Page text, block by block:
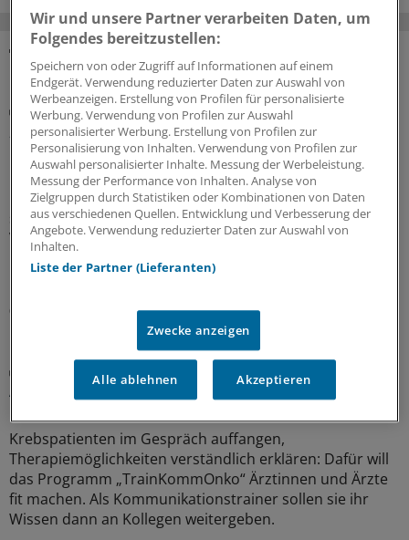
MEHR ZUM THEMA
Positionspapier
„Überbordende Bürokratie“: Wirtschaftsrat der
CDU sorgt sich um Zukunft der
Pflegeinfrastruktur
Bau, Erhalt und Modernisierung von Pflegeimmobilien
seien Voraussetzungen für den Erhalt der pflegerischen
Versorgung, stellt der CDU-Wirtschaftsrat fest.
Bürokratische Eingriffe aber bremsten die Träger aus.
Nötig sei ein Umdenken an vielen Stellen.
02.08.2026
Bundesweites Trainingsprogramm gestartet
Acht Millionen Euro für bessere Kommunikation
Krebspatienten im Gespräch auffangen,
Therapiemöglichkeiten verständlich erklären: Dafür will
das Programm „TrainKommOnko“ Ärztinnen und Ärzte
fit machen. Als Kommunikationstrainer sollen sie ihr
Wissen dann an Kollegen weitergeben.
Wir und unsere Partner verarbeiten Daten, um
Folgendes bereitzustellen:
Speichern von oder Zugriff auf Informationen auf einem
Endgerät. Verwendung reduzierter Daten zur Auswahl von
Werbeanzeigen. Erstellung von Profilen für personalisierte
Werbung. Verwendung von Profilen zur Auswahl
personalisierter Werbung. Erstellung von Profilen zur
Personalisierung von Inhalten. Verwendung von Profilen zur
Auswahl personalisierter Inhalte. Messung der Werbeleistung.
Messung der Performance von Inhalten. Analyse von
Zielgruppen durch Statistiken oder Kombinationen von Daten
aus verschiedenen Quellen. Entwicklung und Verbesserung der
Angebote. Verwendung reduzierter Daten zur Auswahl von
Inhalten.
Liste der Partner (Lieferanten)
Zwecke anzeigen
Alle ablehnen Akzeptieren